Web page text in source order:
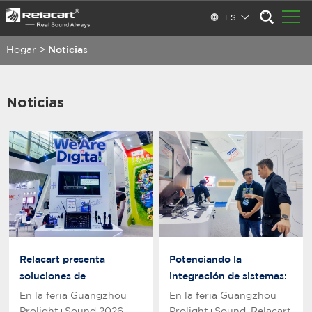
ES
Hogar > Noticias
Noticias
Relacart presenta
soluciones de
micrófonos inalámbricos
digitales UHF para todos
En la feria Guangzhou
Potenciando la
integración de sistemas:
Relacart perfecciona su
ecosistema digital Dante
En la feria Guangzhou